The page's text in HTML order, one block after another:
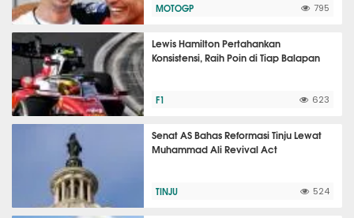
MOTOGP 795
Lewis Hamilton Pertahankan
Konsistensi, Raih Poin di Tiap Balapan
F1 623
Senat AS Bahas Reformasi Tinju Lewat
Muhammad Ali Revival Act
TINJU 524